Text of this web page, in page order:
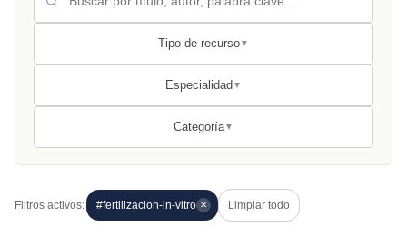
Tipo de recurso▼
Especialidad ▼
Categoría▼
Filtros activos: #fertilizacion-in-vitro ✕ Limpiar todo